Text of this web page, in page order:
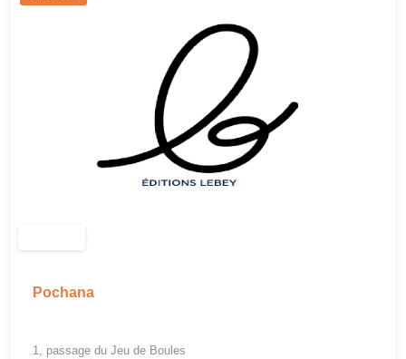
Pochana
1, passage du Jeu de Boules